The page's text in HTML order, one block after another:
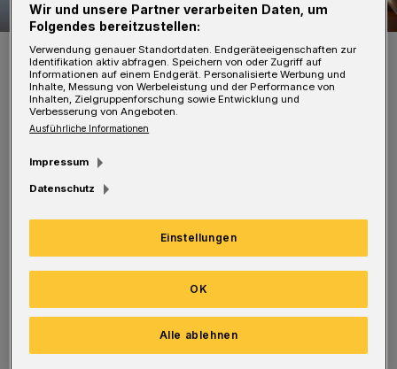
Symbolfoto.
Foto: Polizei
E r war bekleidet mit einer karierten
khakifarbener Jacke und schwarzer
Jogginghose.
An der Nesselstraße gelangten Einbrecher in
ein Büro. Sie knackten einen Schrank und
Wir und unsere Partner verarbeiten Daten, um
Folgendes bereitzustellen:
Verwendung genauer Standortdaten. Endgeräteeigenschaften zur
Identifikation aktiv abfragen. Speichern von oder Zugriff auf
Informationen auf einem Endgerät. Personalisierte Werbung und
Inhalte, Messung von Werbeleistung und der Performance von
Inhalten, Zielgruppenforschung sowie Entwicklung und
Verbesserung von Angeboten.
Ausführliche Informationen
Impressum
Datenschutz
Einstellungen
Alle ablehnen
OK